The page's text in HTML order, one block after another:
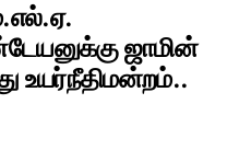
ஜாமின்
உயர்நீதிமன்றம்..